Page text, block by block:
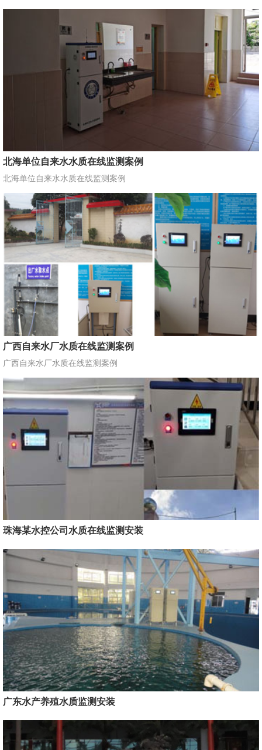
北海单位自来水水质在线监测案例
北海单位自来水水质在线监测案例
广西自来水厂水质在线监测案例
广西自来水厂水质在线监测案例
珠海某水控公司水质在线监测安装
广东水产养殖水质监测安装